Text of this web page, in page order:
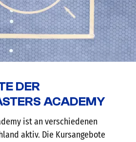
DER
ACADEMY
ist an verschiedenen
aktiv. Die Kursangebote